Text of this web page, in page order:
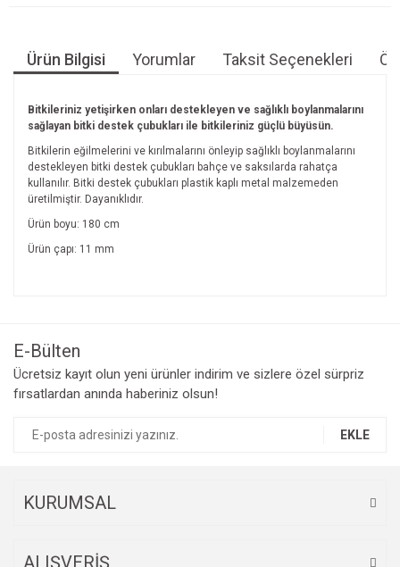
Ürün Bilgisi Yorumlar Taksit Seçenekleri
Bitkileriniz yetişirken onları destekleyen ve sağlıklı boylanmalarını
sağlayan bitki destek çubukları ile bitkileriniz güçlü büyüsün.
Bitkilerin eğilmelerini ve kırılmalarını önleyip sağlıklı boylanmalarını
destekleyen bitki destek çubukları bahçe ve saksılarda rahatça
kullanılır. Bitki destek çubukları plastik kaplı metal malzemeden
üretilmiştir. Dayanıklıdır.
Ürün boyu: 180 cm
Ürün çapı: 11 mm
Ürün resmi kalitesiz, bozuk veya görüntülenemiyor.
Ürün açıklamasında eksik bilgiler bulunuyor.
E-Bülten
Ücretsiz kayıt olun yeni ürünler indirim ve sizlere özel sürpriz
fırsatlardan anında haberiniz olsun!
EKLE
KURUMSAL
ALIŞVERİŞ